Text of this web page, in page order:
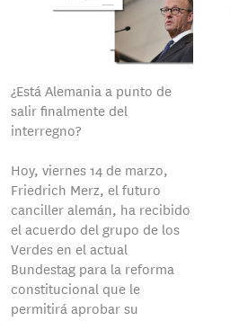
¿Está Alemania a punto de
salir finalmente del
interregno?
Hoy, viernes 14 de marzo,
Friedrich Merz, el futuro
canciller alemán, ha recibido
el acuerdo del grupo de los
Verdes en el actual
Bundestag para la reforma
constitucional que le
permitirá aprobar su